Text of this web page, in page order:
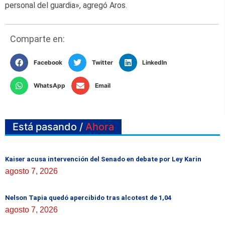
personal del guardia», agregó Aros.
Comparte en:
Facebook Twitter LinkedIn
WhatsApp Email
Está pasando / Ahora
Kaiser acusa intervención del Senado en debate por Ley Karin
agosto 7, 2026
Nelson Tapia quedó apercibido tras alcotest de 1,04
agosto 7, 2026